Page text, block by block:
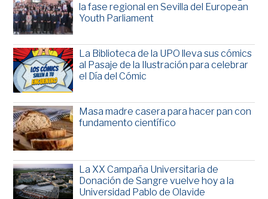
la fase regional en Sevilla del European
Youth Parliament
La Biblioteca de la UPO lleva sus cómics
al Pasaje de la Ilustración para celebrar
el Día del Cómic
Masa madre casera para hacer pan con
fundamento científico
La XX Campaña Universitaria de
Donación de Sangre vuelve hoy a la
Universidad Pablo de Olavide